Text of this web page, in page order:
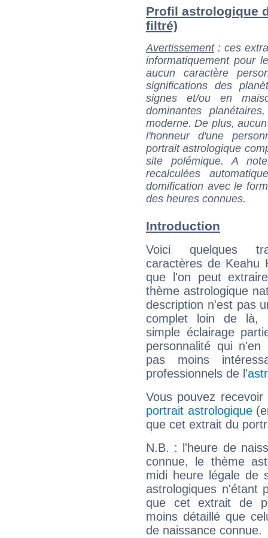
Profil astrologique
filtré)
Avertissement: ces
informatiquement pour
aucun caractère
significations des
signes et/ou en
dominantes
moderne. De plus,
l'honneur d'une
portrait astrologique
site polémique. A
recalculées
domification avec le
des heures connues.
Introduction
Voici quelques
caractères de Keahu
que l'on peut
thème astrologique
description n'est pas
complet loin de là,
simple éclairage
personnalité qui n'en
pas moins
professionnels de l'
Vous pouvez
portrait astrologique
que cet extrait du
N.B. : l'heure de
connue, le thème
midi heure légale de
astrologiques n'étant
que cet extrait de
moins détaillé que
de naissance connue.